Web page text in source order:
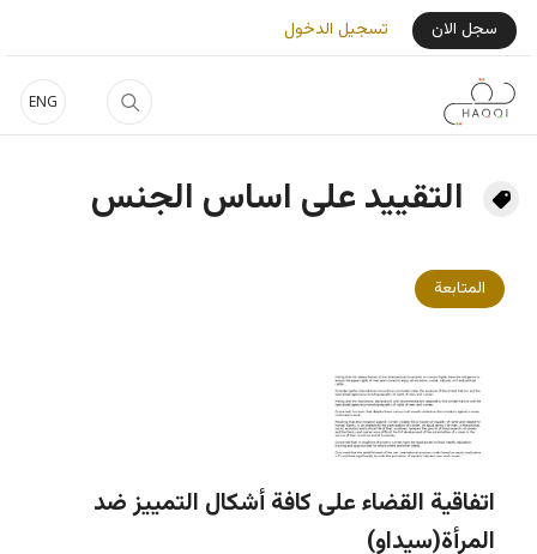
تجاوز إلى المحتوى الرئيسي
ENG
User Login Menu
سجل الان تسجيل الدخول
التقييد على اساس الجنس
المتابعة
اتفاقية القضاء على كافة أشكال التمييز ضد
المرأة(سيداو)